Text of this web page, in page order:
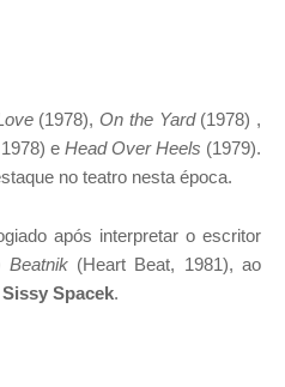
(1978),On the Yard(1978) ,
e Head Over Heels (1979).
no teatro nesta época.
após interpretar o escritor
Beatnik(Heart Beat, 1981), ao
Sissy Spacek.